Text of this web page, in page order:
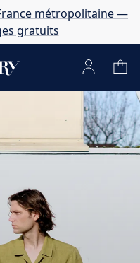
métropolitaine —
gratuits